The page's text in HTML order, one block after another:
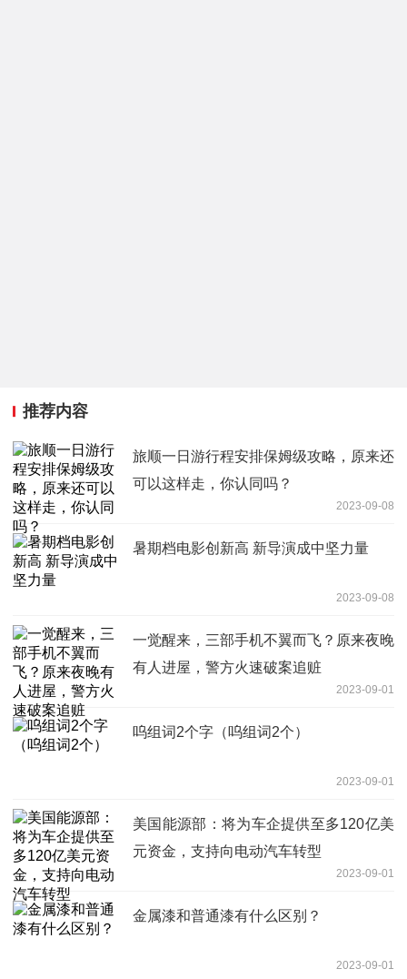
推荐内容
旅顺一日游行程安排保姆级攻略，原来还
可以这样走，你认同吗？
2023-09-08
暑期档电影创新高 新导演成中坚力量
2023-09-08
一觉醒来，三部手机不翼而飞？原来夜晚
有人进屋，警方火速破案追赃
2023-09-01
呜组词2个字（呜组词2个）
2023-09-01
美国能源部：将为车企提供至多120亿美
元资金，支持向电动汽车转型
2023-09-01
金属漆和普通漆有什么区别？
2023-09-01